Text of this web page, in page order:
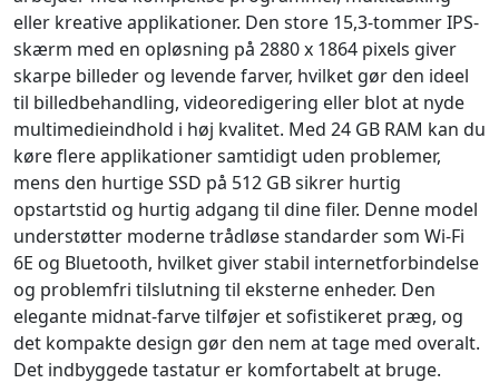
eller kreative applikationer. Den store 15,3-tommer IPS-
skærm med en opløsning på 2880 x 1864 pixels giver
skarpe billeder og levende farver, hvilket gør den ideel
til billedbehandling, videoredigering eller blot at nyde
multimedieindhold i høj kvalitet. Med 24 GB RAM kan du
køre flere applikationer samtidigt uden problemer,
mens den hurtige SSD på 512 GB sikrer hurtig
opstartstid og hurtig adgang til dine filer. Denne model
understøtter moderne trådløse standarder som Wi-Fi
6E og Bluetooth, hvilket giver stabil internetforbindelse
og problemfri tilslutning til eksterne enheder. Den
elegante midnat-farve tilføjer et sofistikeret præg, og
det kompakte design gør den nem at tage med overalt.
Det indbyggede tastatur er komfortabelt at bruge.